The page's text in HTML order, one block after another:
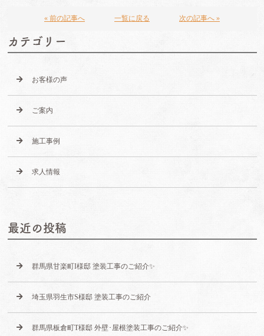
« 前の記事へ 一覧に戻る 次の記事へ »
カテゴリー
お客様の声
ご案内
施工事例
求人情報
最近の投稿
群馬県甘楽町I様邸 塗装工事のご紹介✨
埼玉県羽生市S様邸 塗装工事のご紹介
群馬県板倉町T様邸 外壁･屋根塗装工事のご紹介✨